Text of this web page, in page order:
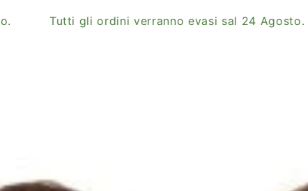
Tutti gli ordini verranno evasi sal 24 Agosto.